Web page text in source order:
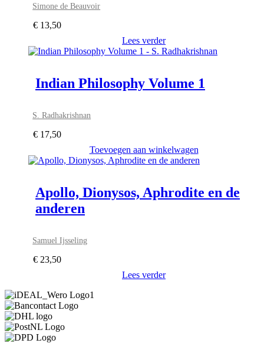
Simone de Beauvoir
€ 13,50
Lees verder
Indian Philosophy Volume 1
S. Radhakrishnan
€ 17,50
Toevoegen aan winkelwagen
Apollo, Dionysos, Aphrodite en de
anderen
Samuel Ijsseling
€ 23,50
Lees verder